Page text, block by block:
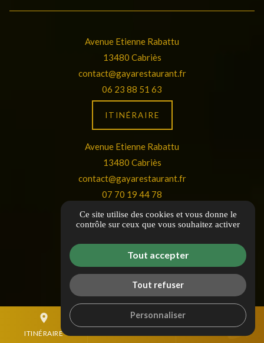
place
ITINÉRAIRE
mail
Avenue Etienne Rabattu
13480 Cabriès
contact@gayarestaurant.fr
06 23 88 51 63
ITINÉRAIRE
Avenue Etienne Rabattu
13480 Cabriès
contact@gayarestaurant.fr
07 70 19 44 78
Guide local
Informations complémentaires
Mentions légales
Politique de confidentialité
Gestion des cookies
Ce site utilise des cookies et vous donne le
contrôle sur ceux que vous souhaitez activer
Tout accepter
Tout refuser
Personnaliser